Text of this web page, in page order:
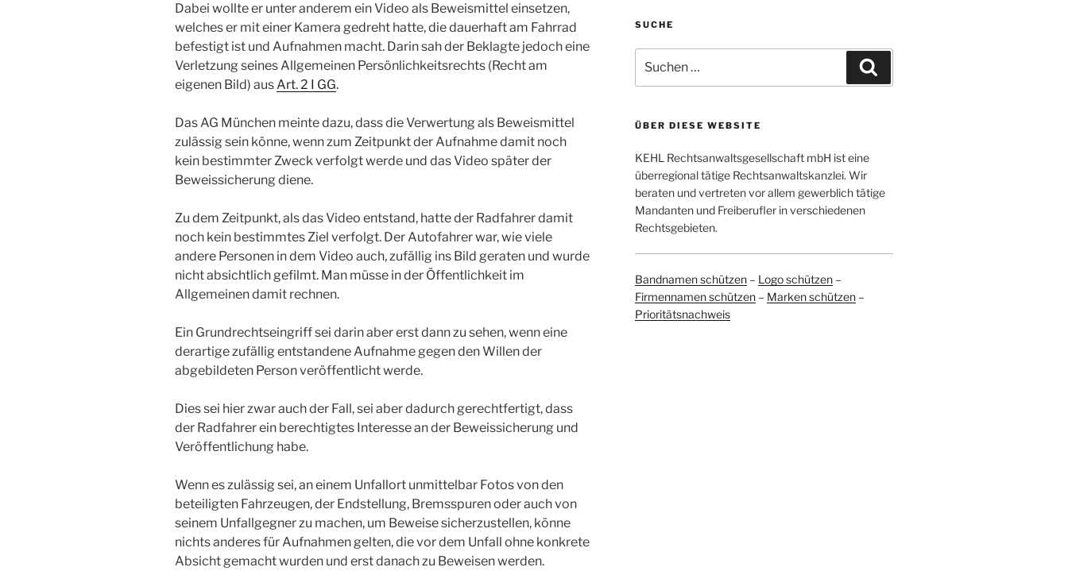
Dabei wollte er unter anderem ein Video als Beweismittel einsetzen,
welches er mit einer Kamera gedreht hatte, die dauerhaft am Fahrrad
befestigt ist und Aufnahmen macht. Darin sah der Beklagte jedoch eine
Verletzung seines Allgemeinen Persönlichkeitsrechts (Recht am
eigenen Bild) ausArt. 2 I GG.
Das AG München meinte dazu, dass die Verwertung als Beweismittel
zulässig sein könne, wenn zum Zeitpunkt der Aufnahme damit noch
kein bestimmter Zweck verfolgt werde und das Video später der
Beweissicherung diene.
Zu dem Zeitpunkt, als das Video entstand, hatte der Radfahrer damit
noch kein bestimmtes Ziel verfolgt. Der Autofahrer war, wie viele
andere Personen in dem Video auch, zufällig ins Bild geraten und wurde
nicht absichtlich gefilmt. Man müsse in der Öffentlichkeit im
Allgemeinen damit rechnen.
Ein Grundrechtseingriff sei darin aber erst dann zu sehen, wenn eine
derartige zufällig entstandene Aufnahme gegen den Willen der
abgebildeten Person veröffentlicht werde.
Dies sei hier zwar auch der Fall, sei aber dadurch gerechtfertigt, dass
der Radfahrer ein berechtigtes Interesse an der Beweissicherung und
Veröffentlichung habe.
Wenn es zulässig sei, an einem Unfallort unmittelbar Fotos von den
beteiligten Fahrzeugen, der Endstellung, Bremsspuren oder auch von
seinem Unfallgegner zu machen, um Beweise sicherzustellen, könne
nichts anderes für Aufnahmen gelten, die vor dem Unfall ohne konkrete
Absicht gemacht wurden und erst danach zu Beweisen werden.
SUCHE
nach:
ÜBER DIESE WEBSITE
KEHL Rechtsanwaltsgesellschaft mbH ist eine
überregional tätige Rechtsanwaltskanzlei. Wir
beraten und vertreten vor allem gewerblich tätige
Mandanten und Freiberufler in verschiedenen
Rechtsgebieten.
Bandnamen schützen– Logo schützen–
Firmennamen schützen– Marken schützen–
Prioritätsnachweis